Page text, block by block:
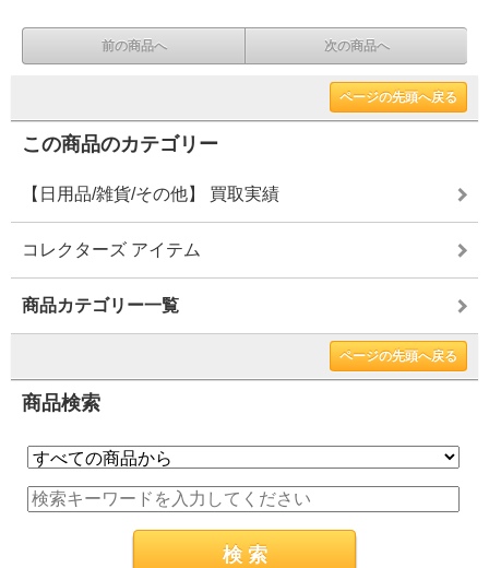
前の商品へ 次の商品へ
ページの先頭へ戻る
この商品のカテゴリー
【日用品/雑貨/その他】 買取実績
コレクターズ アイテム
商品カテゴリー一覧
ページの先頭へ戻る
商品検索